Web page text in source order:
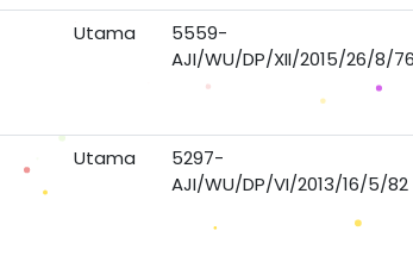
Utama
5559-
AJI/WU/DP/XII/2015/26/8/
Utama
5297-
AJI/WU/DP/VI/2013/16/5/82